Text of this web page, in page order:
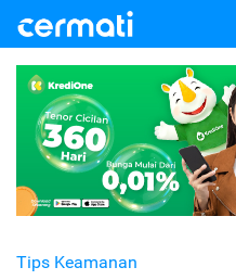
Tips Keamanan